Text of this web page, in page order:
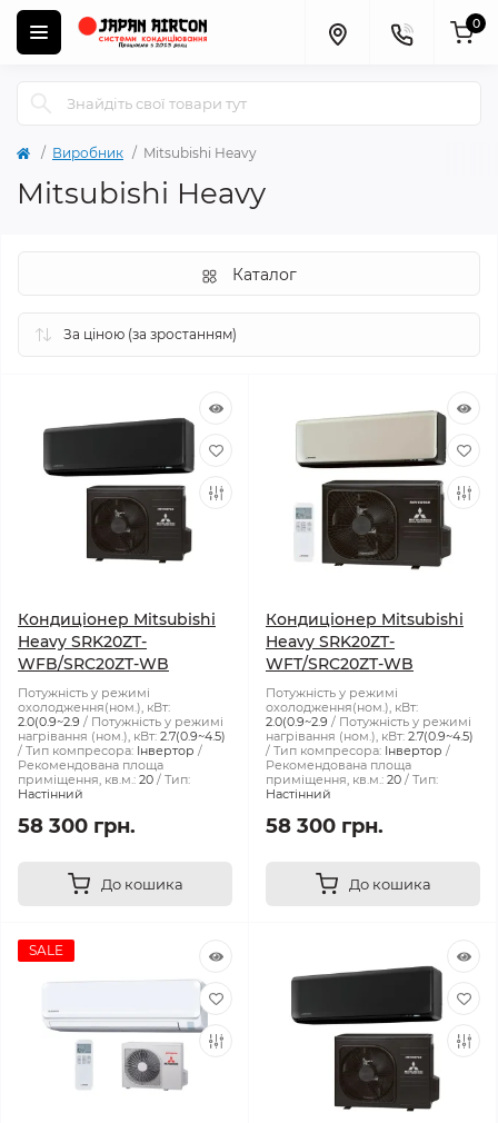
0
Виробник Mitsubishi Heavy
Mitsubishi Heavy
Каталог
Кондиціонер Mitsubishi
Heavy SRK20ZT-
WFB/SRC20ZT-WB
Потужність у режимі
охолодження(ном.), кВт:
2.0(0.9~2.9
Потужність у режимі
нагрівання (ном.), кВт: 2.7(0.9~4.5)
Тип компресора: Інвертор
Рекомендована площа
приміщення, кв.м.: 20
Тип:
Настінний
58 300 грн.
До кошика
Кондиціонер Mitsubishi
Heavy SRK20ZT-
WFT/SRC20ZT-WB
Потужність у режимі
охолодження(ном.), кВт:
2.0(0.9~2.9
Потужність у режимі
нагрівання (ном.), кВт: 2.7(0.9~4.5)
Тип компресора: Інвертор
Рекомендована площа
приміщення, кв.м.: 20
Тип:
Настінний
58 300 грн.
До кошика
SALE